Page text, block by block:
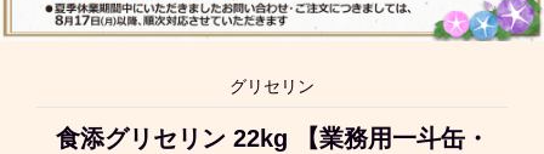
グリセリン
食添グリセリン 22kg 【業務用一斗缶・